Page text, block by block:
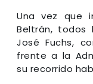
Una vez que
Beltrán, todos
José Fuchs,
frente a la
su recorrido